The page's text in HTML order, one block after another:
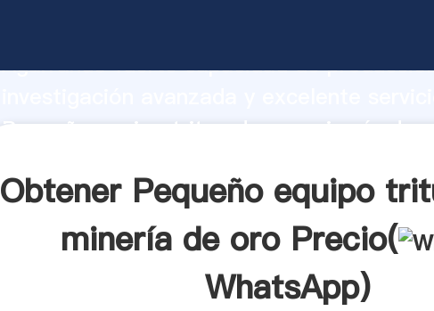
Agarrando fuerte capacidad de
Pequeño equipo triturador en minería de
Obtener Pequeño equipo
minería de oro Precio(
WhatsApp)